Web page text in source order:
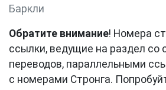
Баркли
Обратите внимание! Номера
ссылки, ведущие на раздел со
переводов, параллельными
с номерами Стронга.